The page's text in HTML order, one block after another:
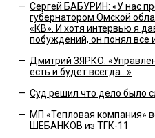
— Сергей БАБУРИН: «У нас
губернатором Омской
«КВ». И хотя интервью я
побуждений, он понял все
— Дмитрий ЗЯРКО:
есть и будет всегда...»
— Суд решил что дело было
— МП «Тепловая компания»
ШЕБАНКОВ из ТГК-11